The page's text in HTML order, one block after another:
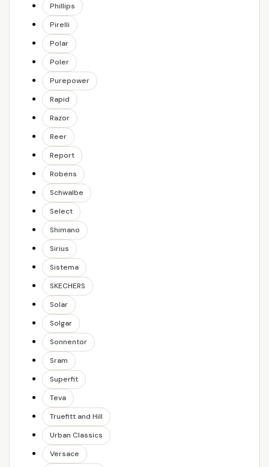
Phillips
Pirelli
Polar
Poler
Purepower
Rapid
Razor
Reer
Report
Robens
Schwalbe
Select
Shimano
Sirius
Sistema
SKECHERS
Solar
Solgar
Sonnentor
Sram
Superfit
Teva
Truefitt and Hill
Urban Classics
Versace